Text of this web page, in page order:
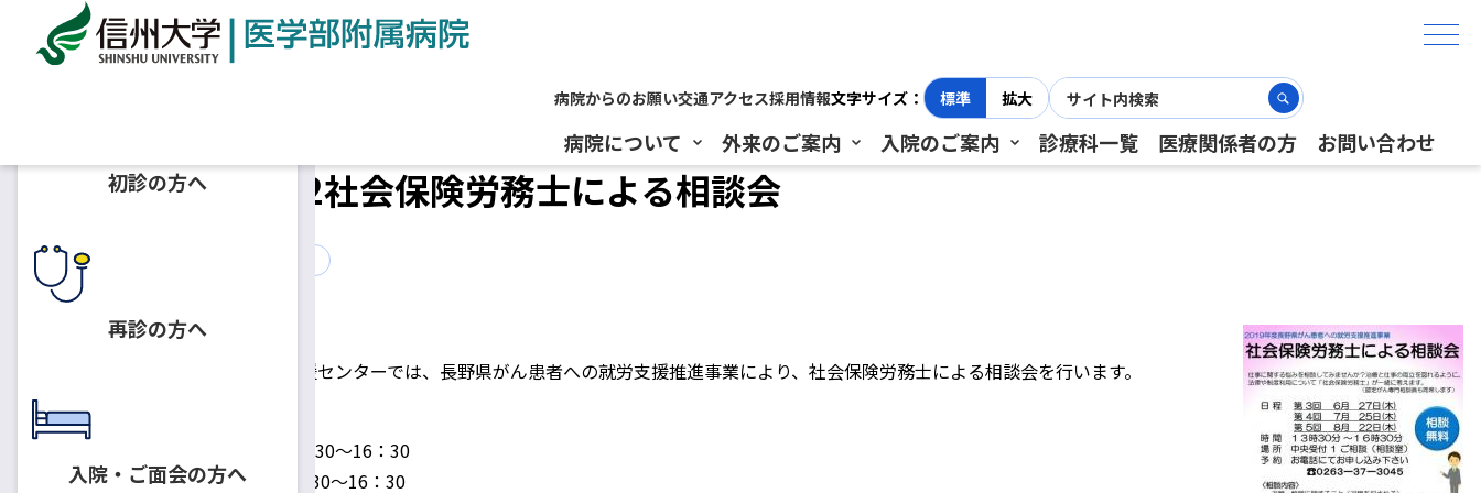
病院からのお願い交通アクセス採用情報文字サイズ： 標準 拡大
病院について 外来のご案内 入院のご案内 診療科一覧 医療関係者の方 お問い合わせ
ホーム お知らせ 6/27、7/25、 8/22社会保険労務士による相談会
6/27、7/25、 8/22社会保険労務士による相談会
2019.05.30
信州大学医学部附属病院がん相談支援センターでは、長野県がん患者への就労支援推進事業により、社会保険労務士による相談会を行います。
相談は無料、秘密厳守です。
第3回 6月27日（木）13：30～16：30
第4回 7月25日（木）13：30～16：30
初診の方へ
再診の方へ
入院・ご面会の方へ